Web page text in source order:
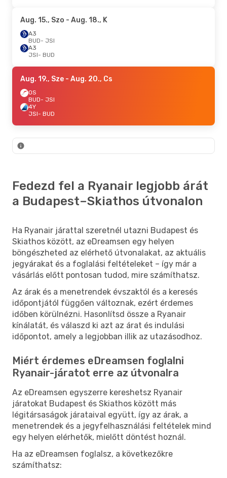
Aug. 15., Szo - Aug. 18., K
A3
BUD- JSI
A3
JSI- BUD
Aug. 19., Sze - Aug. 20., Cs
OS
BUD- JSI
4Y
JSI- BUD
Fedezd fel a Ryanair legjobb árát
a Budapest–Skiathos útvonalon
Ha Ryanair járattal szeretnél utazni Budapest és
Skiathos között, az eDreamsen egy helyen
böngészheted az elérhető útvonalakat, az aktuális
jegyárakat és a foglalási feltételeket – így már a
vásárlás előtt pontosan tudod, mire számíthatsz.
Az árak és a menetrendek évszaktól és a keresés
időpontjától függően változnak, ezért érdemes
időben körülnézni. Hasonlítsd össze a Ryanair
kínálatát, és válaszd ki azt az árat és indulási
időpontot, amely a legjobban illik az utazásodhoz.
Miért érdemes eDreamsen foglalni
Ryanair-járatot erre az útvonalra
Az eDreamsen egyszerre kereshetsz Ryanair
járatokat Budapest és Skiathos között más
légitársaságok járataival együtt, így az árak, a
menetrendek és a jegyfelhasználási feltételek mind
egy helyen elérhetők, mielőtt döntést hoznál.
Ha az eDreamsen foglalsz, a következőkre
számíthatsz: